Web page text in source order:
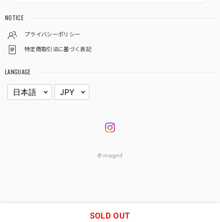
NOTICE
プライバシーポリシー
特定商取引法に基づく表記
LANGUAGE
© magnif
SOLD OUT